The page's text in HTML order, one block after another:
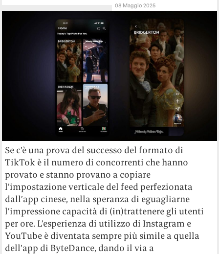
08 Maggio 2025
Se c’è una prova del successo del formato di
TikTok è il numero di concorrenti che hanno
provato e stanno provano a copiare
l’impostazione verticale del feed perfezionata
dall’app cinese, nella speranza di eguagliarne
l’impressione capacità di (in)trattenere gli utenti
per ore. L’esperienza di utilizzo di Instagram e
YouTube è diventata sempre più simile a quella
dell’app di ByteDance, dando il via a